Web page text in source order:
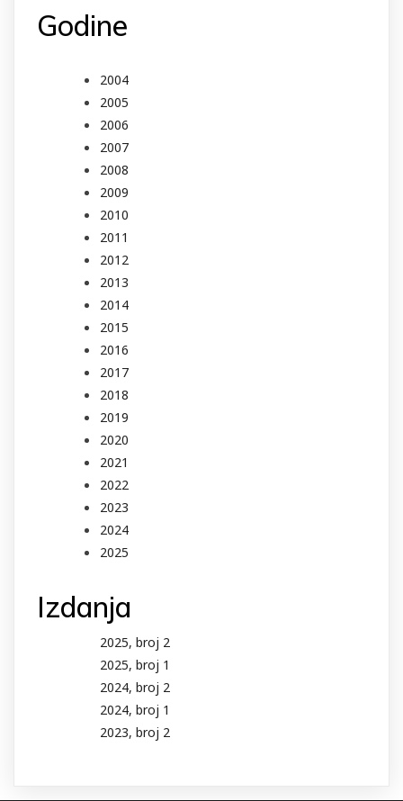
Godine
2004
2005
2006
2007
2008
2009
2010
2011
2012
2013
2014
2015
2016
2017
2018
2019
2020
2021
2022
2023
2024
2025
Izdanja
2025, broj 2
2025, broj 1
2024, broj 2
2024, broj 1
2023, broj 2